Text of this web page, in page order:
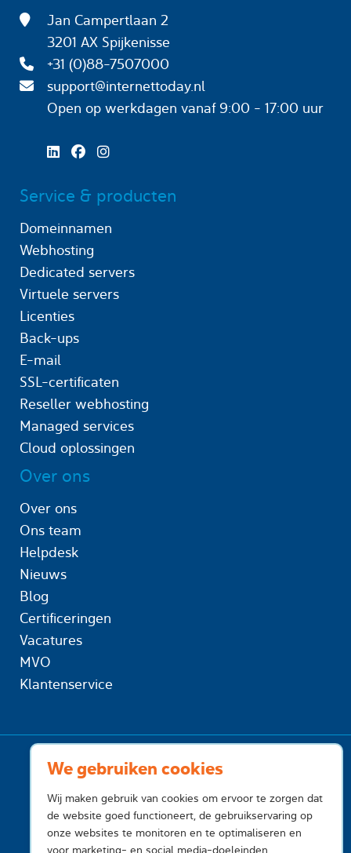
We gebruiken cookies
Wij maken gebruik van cookies om ervoor te zorgen dat
de website goed functioneert, de gebruikservaring op
onze websites te monitoren en te optimaliseren en
voor marketing- en social media-doeleinden.
Jan Campertlaan 2
3201 AX Spijkenisse
+31 (0)88-7507000
support@internettoday.nl
Open op werkdagen
vanaf 9:00 - 17:00 uur
Service & producten
Domeinnamen
Webhosting
Dedicated servers
Virtuele servers
Licenties
Back-ups
E-mail
SSL-certificaten
Reseller webhosting
Managed services
Cloud oplossingen
Over ons
Over ons
Ons team
Helpdesk
Nieuws
Blog
Certificeringen
Vacatures
MVO
Klantenservice